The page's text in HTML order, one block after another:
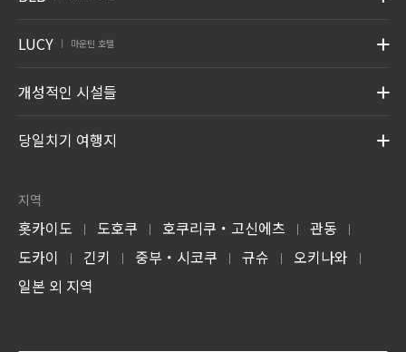
LUCY 마운틴 호텔
개성적인 시설들
당일치기 여행지
지역
홋카이도 | 도호쿠 | 호쿠리쿠・고신에츠 | 관동 |
도카이 | 긴키 | 중부・시코쿠 | 규슈 | 오키나와 |
일본 외 지역